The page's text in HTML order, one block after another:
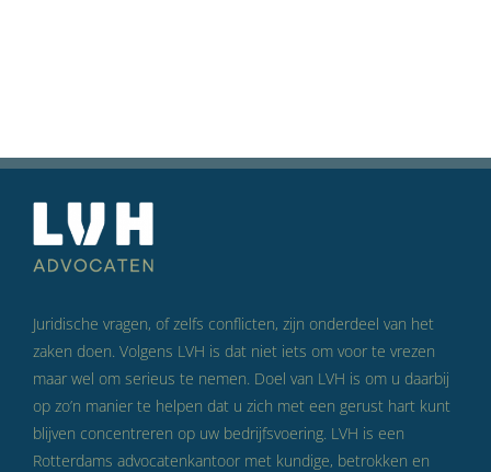
Juridische vragen, of zelfs conflicten, zijn onderdeel van het
zaken doen. Volgens LVH is dat niet iets om voor te vrezen
maar wel om serieus te nemen. Doel van LVH is om u daarbij
op zo’n manier te helpen dat u zich met een gerust hart kunt
blijven concentreren op uw bedrijfsvoering. LVH is een
Rotterdams advocatenkantoor met kundige, betrokken en